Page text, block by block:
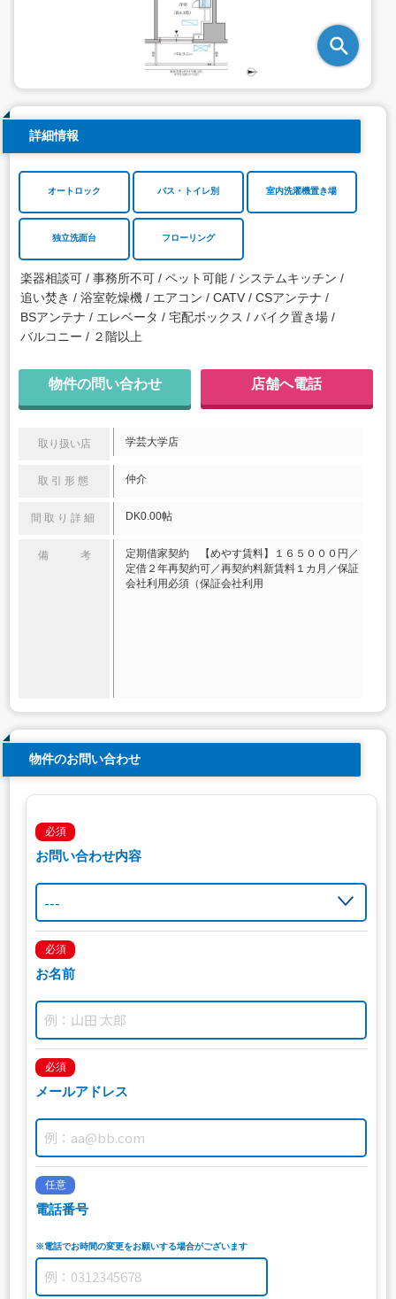
詳細情報
オートロック バス・トイレ別 室内洗濯機置き場
独立洗面台 フローリング
楽器相談可 事務所不可 ペット可能
システムキッチン
追い焚き
浴室乾燥機 エアコン CATV
CSアンテナ
BSアンテナ
エレベータ 宅配ボックス
バイク置き場
バルコニー
２階以上
物件の問い合わせ 店舗へ電話
取り扱い店 学芸大学店
取引形態 仲介
間取り詳細 DK0.00帖
備 考
定期借家契約 【めやす賃料】１６５０００円／
定借２年再契約可／再契約料新賃料１カ月／保証
会社利用必須（保証会社利用
物件のお問い合わせ
必須
お問い合わせ内容
必須
お名前
必須
メールアドレス
任意
電話番号
※電話でお時間の変更をお願いする場合がございます